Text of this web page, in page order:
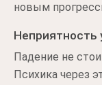
новым
Неприятность
Падение не
Психика через